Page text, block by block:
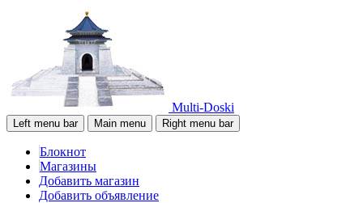
Multi-Doski
Left menu bar Main menu Right menu bar
Блокнот
Магазины
Добавить магазин
Добавить объявление